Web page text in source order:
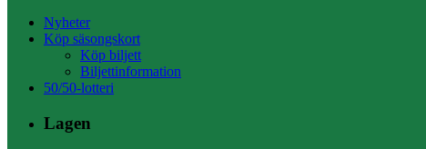
Nyheter
Köp säsongskort
Köp biljett
Biljettinformation
50/50-lotteri
Lagen